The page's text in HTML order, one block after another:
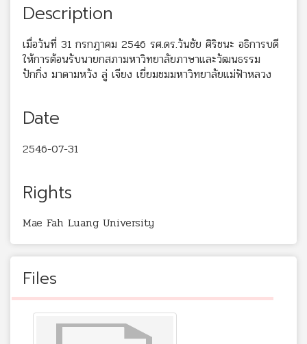
Description
เมื่อวันที่ 31 กรกฎาคม 2546 รศ.ดร.วันชัย ศิริชนะ อธิการบดี
ให้การต้อนรับนายกสภามหาวิทยาลัยภาษาและวัฒนธรรม
ปักกิ่ง มาดามหวัง ลู่ เจียง เยี่ยมชมมหาวิทยาลัยแม่ฟ้าหลวง
Date
2546-07-31
Rights
Mae Fah Luang University
Files